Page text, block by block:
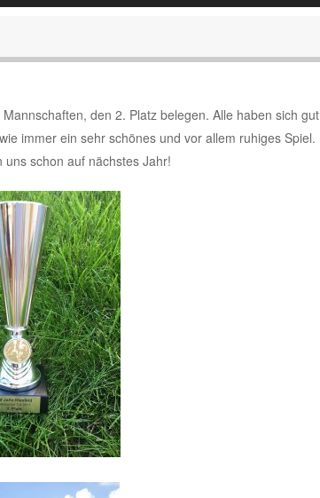
den 2. Platz belegen. Alle haben sich gut
immer ein sehr schönes und vor allem ruhiges Spiel.
schon auf nächstes Jahr!